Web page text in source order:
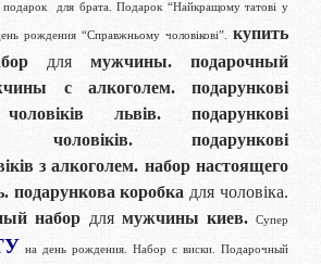
подарок для брата. Подарок “Найкращому татові у
рождения “Справжньому чоловікові”. купить
для мужчины. подарочный
с алкоголем.подарункові
чоловіків львів. подарункові
чоловіків. подарункові
з алкоголем. набор настоящего
подарункова коробка для чоловіка.
набор для мужчины киев. Супер
на день рождения. Набор с виски. Подарочный